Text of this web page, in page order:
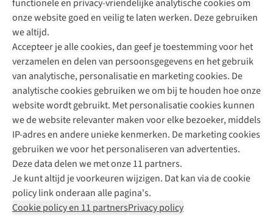
functionele en privacy-vriendelijke analytische cookies om
onze website goed en veilig te laten werken. Deze gebruiken
we altijd.
Accepteer je alle cookies, dan geef je toestemming voor het
verzamelen en delen van persoonsgegevens en het gebruik
van analytische, personalisatie en marketing cookies. De
analytische cookies gebruiken we om bij te houden hoe onze
website wordt gebruikt. Met personalisatie cookies kunnen
we de website relevanter maken voor elke bezoeker, middels
IP-adres en andere unieke kenmerken. De marketing cookies
gebruiken we voor het personaliseren van advertenties.
Deze data delen we met onze 11 partners.
Je kunt altijd je voorkeuren wijzigen. Dat kan via de cookie
policy link onderaan alle pagina's.
Cookie policy en 11 partnersPrivacy policy
Direct advies van een Buitenexpert
+31 (0)85 888 50 88
+31 6 12 28 49 80
Contactformulier